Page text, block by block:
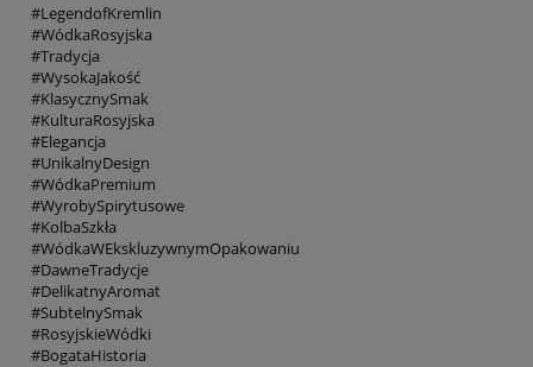
#LegendofKremlin
#WódkaRosyjska
#Tradycja
#WysokaJakość
#KlasycznySmak
#KulturaRosyjska
#Elegancja
#UnikalnyDesign
#WódkaPremium
#WyrobySpirytusowe
#KolbaSzkła
#WódkaWEkskluzywnymOpakowaniu
#DawneTradycje
#DelikatnyAromat
#SubtelnySmak
#RosyjskieWódki
#BogataHistoria